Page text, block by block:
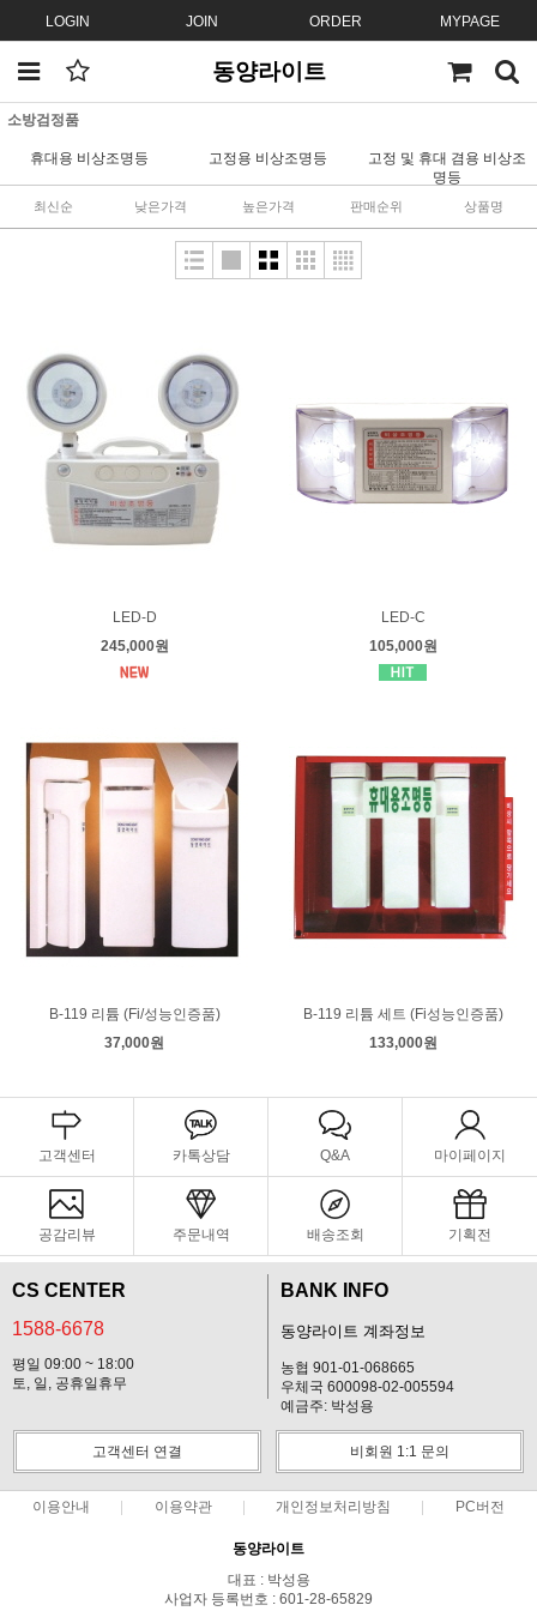
LOGIN JOIN ORDER MYPAGE
동양라이트
소방검정품
휴대용 비상조명등 고정용 비상조명등
고정 및 휴대 겸용 비상조
명등
최신순 낮은가격 높은가격 판매순위 상품명
LED-D
245,000원
LED-C
105,000원
B-119 리튬 (Fi/성능인증품)
37,000원
B-119 리튬 세트 (Fi성능인증품)
133,000원
고객센터 카톡상담 Q&A 마이페이지
공감리뷰 주문내역 배송조회 기획전
CS CENTER
1588-6678
평일 09:00 ~ 18:00
토, 일, 공휴일휴무
BANK INFO
동양라이트 계좌정보
농협 901-01-068665
우체국 600098-02-005594
예금주: 박성용
고객센터 연결 비회원 1:1 문의
이용안내 이용약관 개인정보처리방침 PC버전
동양라이트
대표 : 박성용
사업자 등록번호 : 601-28-65829